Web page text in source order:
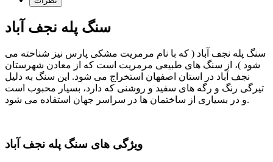
سنگ پله نجف آباد
سنگ پله نجف آباد ( که با نام مرمریت مشکی پارس نیز شناخته می
شود )، از سنگ های طبیعی مرمریت است که از معادن شهرستان
نجف آباد در استان اصفهان استخراج می شود. این سنگ به دلیل
تیرگی رنگ و رگه های سفید و روشنی که دارد، بسیار محبوب است
و در بسیاری از ساختمان ها در سراسر جهان استفاده می شود.
ویژگی های سنگ پله نجف آباد